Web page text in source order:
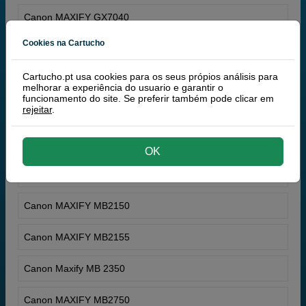
Canon MAXIFY GX7040
Canon MAXIFY GX7050
Canon MAXIFY GX7150
Canon Maxify IB 4050
Canon MAXIFY MB2150
Canon MAXIFY MB2155
Canon Maxify MB 2350
Canon MAXIFY MB2750
Cookies na Cartucho
Cartucho.pt usa cookies para os seus própios análisis para
melhorar a experiência do usuario e garantir o
funcionamento do site. Se preferir também pode clicar em
rejeitar.
OK